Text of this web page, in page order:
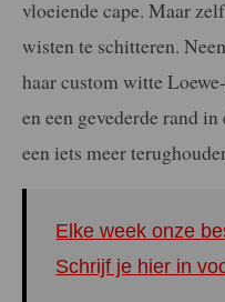
vloeiende cape. Maar
wisten te schitteren.
haar custom witte
en een gevederde rand
een iets meer
Elke week onze
Schrijf je hier in